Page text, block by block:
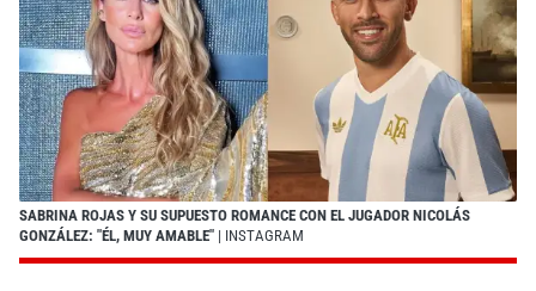
SABRINA ROJAS Y SU SUPUESTO ROMANCE CON EL JUGADOR NICOLÁS
GONZÁLEZ: "ÉL, MUY AMABLE" | INSTAGRAM